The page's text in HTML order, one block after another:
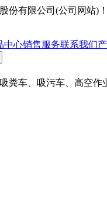
份有限公司 (公司网站)
中心销售服务联系我们
粪车、吸污车、高空